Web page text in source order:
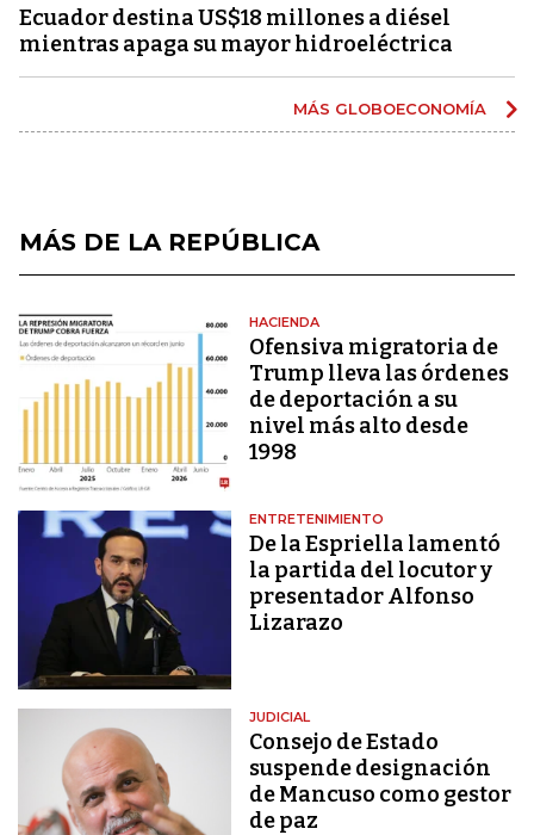
Ecuador destina US$18 millones a diésel
mientras apaga su mayor hidroeléctrica
MÁS GLOBOECONOMÍA
MÁS DE LA REPÚBLICA
HACIENDA
Ofensiva migratoria de
Trump lleva las órdenes
de deportación a su
nivel más alto desde
1998
ENTRETENIMIENTO
De la Espriella lamentó
la partida del locutor y
presentador Alfonso
Lizarazo
JUDICIAL
Consejo de Estado
suspende designación
de Mancuso como gestor
de paz